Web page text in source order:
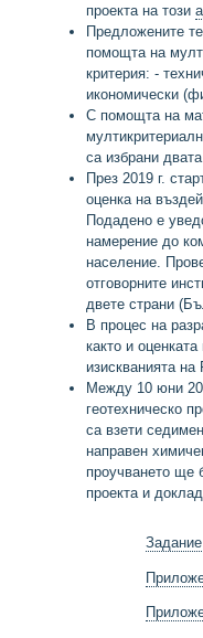
проекта на този
Предложените
помощта на
критерия: -
икономически
С помощта на
са избрани
През 2019 г.
оценка на
Подадено е
намерение до
население.
отговорните
двете страни
В процес на
както и
изискванията
Между 10 юни
геотехническо
са взети
направен
проучването ще
проекта и
Задание